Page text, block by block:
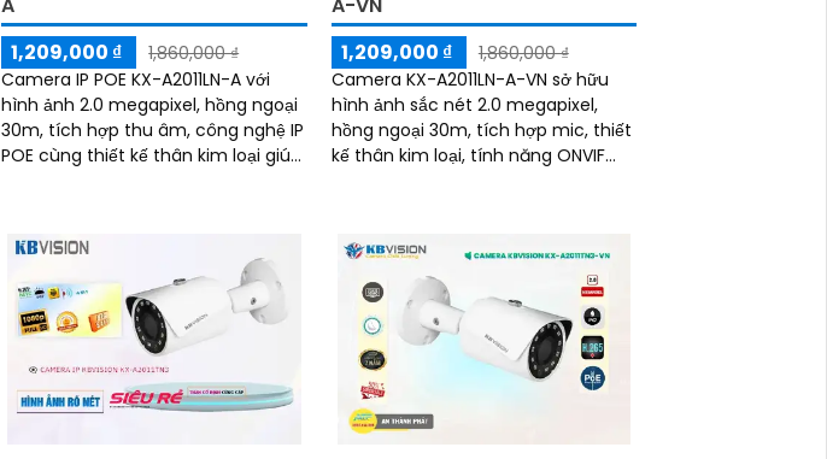
1,209,000 ₫
1,860,000 ₫
Camera IP POE KX-A2011LN-A với
hình ảnh 2.0 megapixel, hồng ngoại
30m, tích hợp thu âm, công nghệ IP
POE cùng thiết kế thân kim loại giúp
1,209,000 ₫
1,860,000 ₫
Camera KX-A2011LN-A-VN sở hữu
hình ảnh sắc nét 2.0 megapixel,
hồng ngoại 30m, tích hợp mic, thiết
kế thân kim loại, tính năng ONVIF